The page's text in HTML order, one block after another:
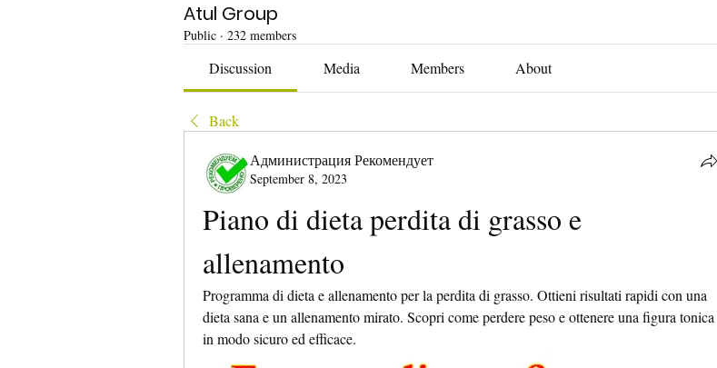
Atul Group
Public · 232 members
Discussion Media Members About
Back
Администрация Рекомендует
September 8, 2023
Piano di dieta perdita di grasso e
allenamento
Programma di dieta e allenamento per la perdita di grasso. Ottieni risultati rapidi con una
dieta sana e un allenamento mirato. Scopri come perdere peso e ottenere una figura tonica
in modo sicuro ed efficace.